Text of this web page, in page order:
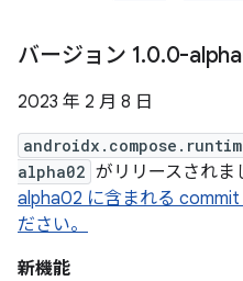
バージョン 1.0.0-
2023 年 2 月 8 日
alpha02 がリリースされま
alpha02 に含まれる
ださい。
新機能